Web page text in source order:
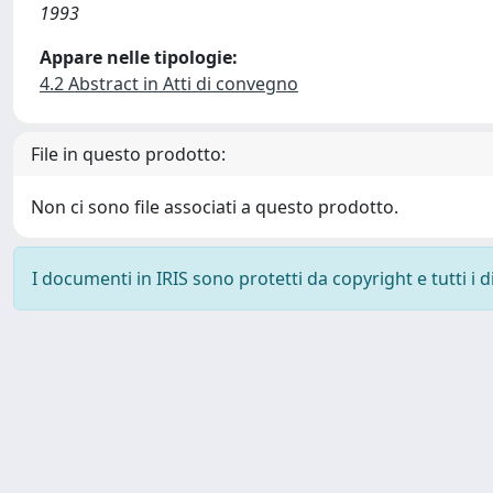
1993
Appare nelle tipologie:
4.2 Abstract in Atti di convegno
File in questo prodotto:
Non ci sono file associati a questo prodotto.
I documenti in IRIS sono protetti da copyright e tutti i